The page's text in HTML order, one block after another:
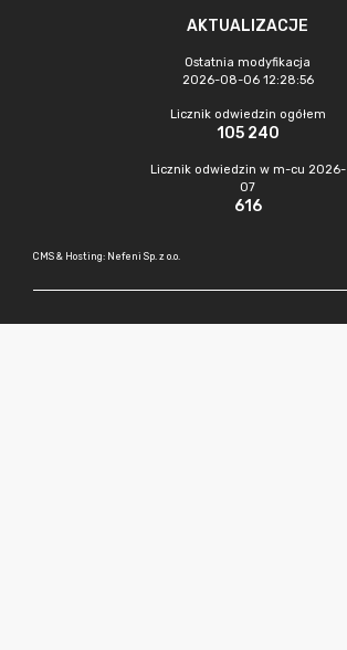
AKTUALIZACJE
Ostatnia modyfikacja
2026-08-06 12:28:56
Licznik odwiedzin ogółem
105 240
Licznik odwiedzin w m-cu 2026-
07
616
CMS & Hosting: Nefeni Sp. z o.o.